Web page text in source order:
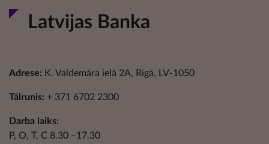
Latvijas Banka
Adrese: K. Valdemāra ielā 2A, Rīgā, LV-1050
Tālrunis: + 371 6702 2300
Darba laiks:
P, O, T, C 8.30 –17.30